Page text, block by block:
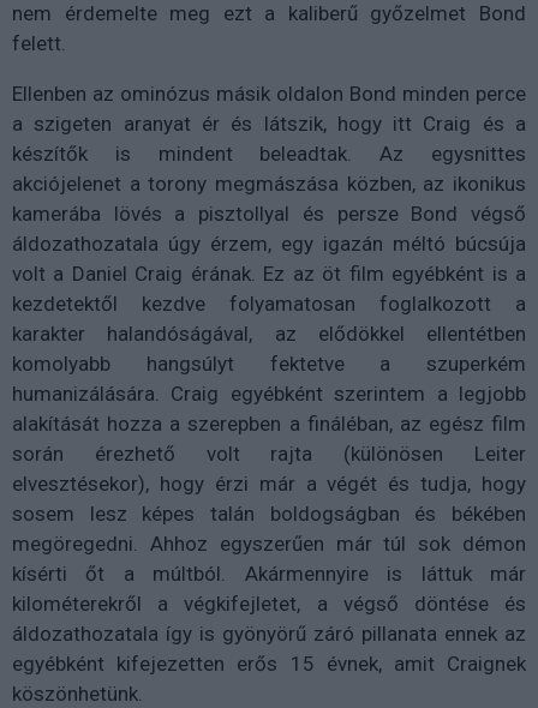
nem érdemelte meg ezt a kaliberű győzelmet Bond
felett.
Ellenben az ominózus másik oldalon Bond minden perce
a szigeten aranyat ér és látszik, hogy itt Craig és a
készítők is mindent beleadtak. Az egysnittes
akciójelenet a torony megmászása közben, az ikonikus
kamerába lövés a pisztollyal és persze Bond végső
áldozathozatala úgy érzem, egy igazán méltó búcsúja
volt a Daniel Craig érának. Ez az öt film egyébként is a
kezdetektől kezdve folyamatosan foglalkozott a
karakter halandóságával, az elődökkel ellentétben
komolyabb hangsúlyt fektetve a szuperkém
humanizálására. Craig egyébként szerintem a legjobb
alakítását hozza a szerepben a fináléban, az egész film
során érezhető volt rajta (különösen Leiter
elvesztésekor), hogy érzi már a végét és tudja, hogy
sosem lesz képes talán boldogságban és békében
megöregedni. Ahhoz egyszerűen már túl sok démon
kísérti őt a múltból. Akármennyire is láttuk már
kilométerekről a végkifejletet, a végső döntése és
áldozathozatala így is gyönyörű záró pillanata ennek az
egyébként kifejezetten erős 15 évnek, amit Craignek
köszönhetünk.